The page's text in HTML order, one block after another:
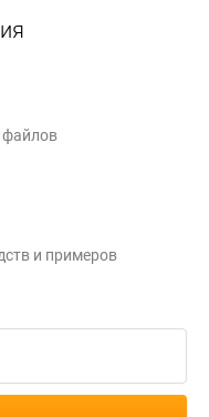
файлов
и примеров